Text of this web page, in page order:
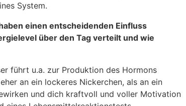
System.
einen entscheidenden Einfluss
über den Tag verteilt und wie
führt u.a. zur Produktion des Hormons
an ein lockeres Nickerchen, als an ein
und dich kraftvoll und voller Motivation